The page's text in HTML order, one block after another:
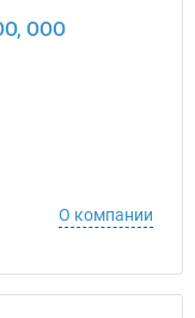
ООО
О компании